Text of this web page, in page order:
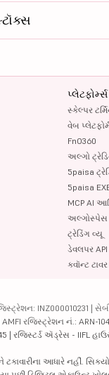
પ્લેટફોર્મ્સ
સ્કેલ્પર
વેબ
FnO360
અલ્ગો
5paisa
5paisa
MCP AI
અલ્ગોસ્પેસ
ટ્રેડિંગ વ્યૂ
ડેવલપર API
ક્વૉન્ટ
INZ000010231 |
રજિસ્ટ્રેશન નં.: ARN-
| રજિસ્ટર્ડ ઍડ્રેસ - IIFL
આધારે નહીં.